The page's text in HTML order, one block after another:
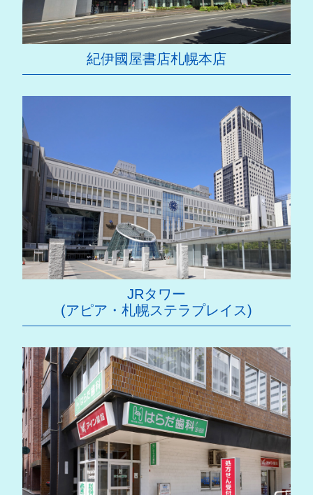
紀伊國屋書店札幌本店
JRタワー
(アピア・札幌ステラプレイス)